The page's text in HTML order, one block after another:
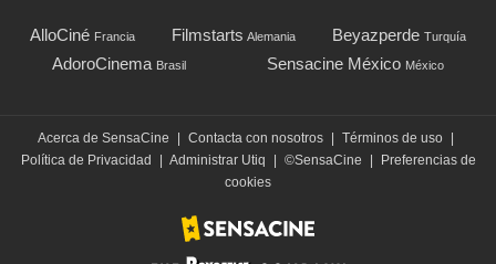
AlloCiné Francia Filmstarts Alemania Beyazperde Turquía
AdoroCinema Brasil Sensacine México México
Acerca de SensaCine Contacta con nosotros Términos de uso
Política de Privacidad
Administrar Utiq ©SensaCine
Preferencias de
cookies